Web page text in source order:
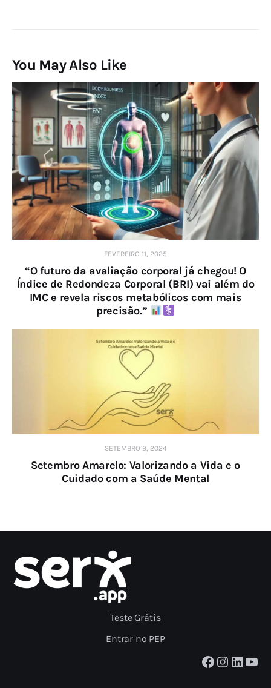
You May Also Like
FEVEREIRO 11, 2025
“O futuro da avaliação corporal já chegou! O
Índice de Redondeza Corporal (BRI) vai além do
IMC e revela riscos metabólicos com mais
precisão.”
SETEMBRO 9, 2024
Setembro Amarelo: Valorizando a Vida e o
Cuidado com a Saúde Mental
Teste Grátis
Entrar no PEP
Facebook Instagram LinkedIn Youtube